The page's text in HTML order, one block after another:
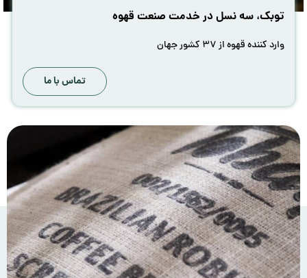
توبک، سه نسل در خدمت صنعت قهوه
وارد کننده قهوه از ۳۷ کشور جهان
تماس با ما